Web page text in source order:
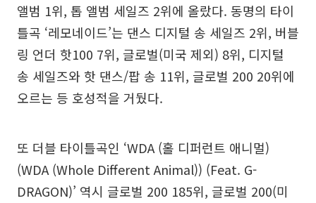
앨범 1위, 톱 앨범 세일즈 2위에 올랐다. 동명의 타이
틀곡 ‘레모네이드’는 댄스 디지털 송 세일즈 2위, 버블
링 언더 핫100 7위, 글로벌(미국 제외) 8위, 디지털
송 세일즈와 핫 댄스/팝 송 11위, 글로벌 200 20위에
오르는 등 호성적을 거뒀다.
또 더블 타이틀곡인 ‘WDA (홀 디퍼런트 애니멀)
(WDA (Whole Different Animal)) (Feat. G-
DRAGON)’ 역시 글로벌 200 185위, 글로벌 200(미